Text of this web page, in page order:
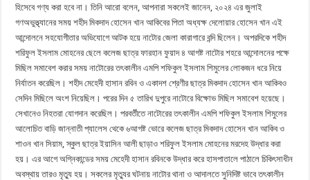
হিসেবে গণ্য করা হবে না। তিনি আরো বলেন, আপনারা সকলেই জানেন, ২০২৪ এর জুলাই
গণঅভুত্থ্যানের সময় শহীদ মিকদাদ হোসেন খান আকিবের পিতা অধ্যক্ষ দেলোয়ার হোসেন খান এই
আন্দোলনে সহযোগীতার অভিযোগে আটক হয়ে নাটোর জেলা কারাগারে বন্দি ছিলেন। অপরদিকে শহীদ
শরিফুল ইসলাম মোহনের ছেলে কলেজ ছাত্র ফারহান ফুয়াদ ৪ আগষ্ট নাটোর শহরে আন্দোলনের পক্ষে
মিছিল সমাবেশ করার সময় নাটোরের তৎকালীন এমপি শফিকুল ইসলাম শিমুলের লোকজন ধরে নিয়ে
নির্যাতন করেছিল। শহীদ মেহেদী হাসান রবিন ও একাদশ শ্রেণীর ছাত্র মিকদাদ হোসেন খান আকিবও
সেদিন মিছিলে অংশ নিয়েছিল। পরের দিন ৫ তারিখ দুপুরে নাটোরে বিক্ষোভ মিছিল সমাবেশ হয়েছে।
সেখানেও নিহতরা যোগদান করেছিল। পরবর্তীতে নাটোরের তৎকালীন এমপি শফিকুল ইসলাম শিমুলের
আলোচিত বাড়ি জান্নাতী প্যালেস থেকে ৬আগষ্ট ভোরে কলেজ ছাত্র মিকদাদ হোসেন খান আকিব ও
শাওন খান সিয়াম, স্কুল ছাত্র ইয়াসিন আলী ছাড়াও শরিফুল ইসলাম মোহনের মরদেহ উদ্ধার করা
হয়। এর আগে অগ্নিকান্ডের সময় মেহেদী হাসান রবিনকে উদ্ধার করে হাসপাতালে পাঠালে চিকিৎসাধীন
অবস্থায় তারও মৃত্যু হয়। সকলের মৃত্যুর ঘটনায় নাটোর থানা ও আদালতে সুনিদিষ্ট ভাবে তৎকালীন